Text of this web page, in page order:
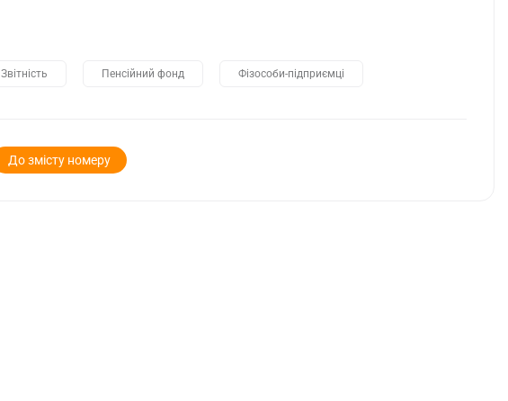
Звітність Пенсійний фонд Фізособи-підприємці
До змісту номеру